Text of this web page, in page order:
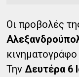
Οι προβολές
κινηματογράφο
ΤηνΔευτέρα 6